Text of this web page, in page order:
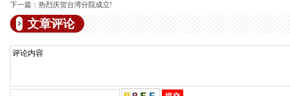
下一篇： 热烈庆贺台湾分院成立!
文章评论